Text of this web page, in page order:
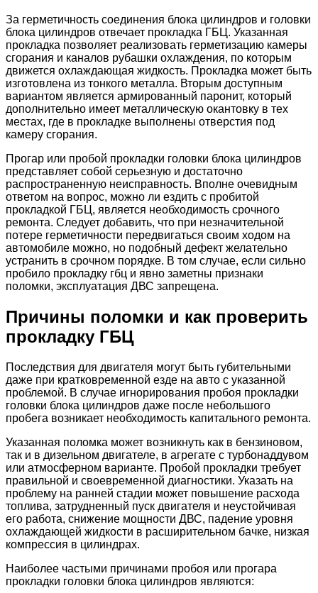
За герметичность соединения блока цилиндров и головки
блока цилиндров отвечает прокладка ГБЦ. Указанная
прокладка позволяет реализовать герметизацию камеры
сгорания и каналов рубашки охлаждения, по которым
движется охлаждающая жидкость. Прокладка может быть
изготовлена из тонкого металла. Вторым доступным
вариантом является армированный паронит, который
дополнительно имеет металлическую окантовку в тех
местах, где в прокладке выполнены отверстия под
камеру сгорания.
Прогар или пробой прокладки головки блока цилиндров
представляет собой серьезную и достаточно
распространенную неисправность. Вполне очевидным
ответом на вопрос, можно ли ездить с пробитой
прокладкой ГБЦ, является необходимость срочного
ремонта. Следует добавить, что при незначительной
потере герметичности передвигаться своим ходом на
автомобиле можно, но подобный дефект желательно
устранить в срочном порядке. В том случае, если сильно
пробило прокладку гбц и явно заметны признаки
поломки, эксплуатация ДВС запрещена.
Причины поломки и как проверить
прокладку ГБЦ
Последствия для двигателя могут быть губительными
даже при кратковременной езде на авто с указанной
проблемой. В случае игнорирования пробоя прокладки
головки блока цилиндров даже после небольшого
пробега возникает необходимость капитального ремонта.
Указанная поломка может возникнуть как в бензиновом,
так и в дизельном двигателе, в агрегате с турбонаддувом
или атмосферном варианте. Пробой прокладки требует
правильной и своевременной диагностики. Указать на
проблему на ранней стадии может повышение расхода
топлива, затрудненный пуск двигателя и неустойчивая
его работа, снижение мощности ДВС, падение уровня
охлаждающей жидкости в расширительном бачке, низкая
компрессия в цилиндрах.
Наиболее частыми причинами пробоя или прогара
прокладки головки блока цилиндров являются: